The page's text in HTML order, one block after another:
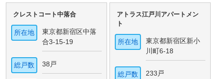
クレストコート中落合
所在地
東京都新宿区中落
合3-15-19
総戸数 38戸
アトラス江戸川アパートメン
ト
所在地
東京都新宿区新小
川町6-18
総戸数 233戸